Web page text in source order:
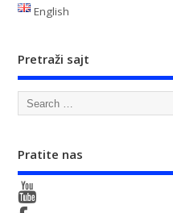
English
Pretraži sajt
Pratite nas